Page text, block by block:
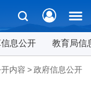
息公开 教育局信
内容 >政府信息公开